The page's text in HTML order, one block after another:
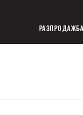
РАЗПРОДАЖБА